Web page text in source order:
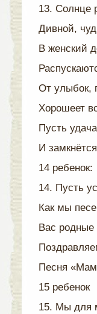
13. Солнце
Дивной,
В женский
От улыбок,
Хорошеет
Пусть
И
14 ребенок:
14. Пусть
Как мы
Вас
Песня
15 ребенок
15. Мы для